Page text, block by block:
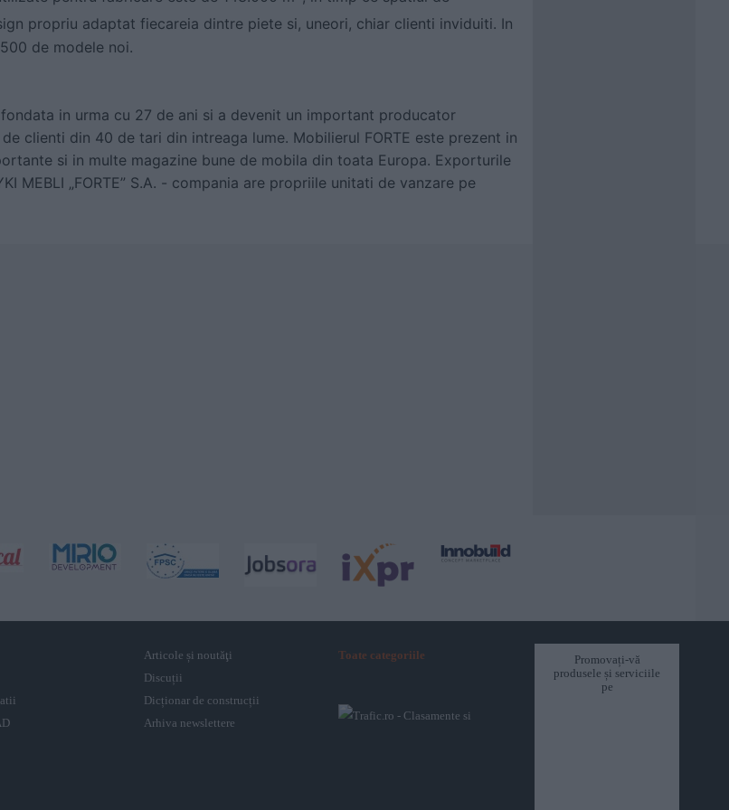
propriu adaptat fiecareia dintre piete si, uneori, chiar clienti inviduiti. In
de modele noi.
fondata in urma cu 27 de ani si a devenit un important producator
clienti din 40 de tari din intreaga lume. Mobilierul FORTE este prezent in
si in multe magazine bune de mobila din toata Europa. Exporturile
MEBLI „FORTE” S.A. - compania are propriile unitati de vanzare pe
Articole și noutăţi
Discuții
Dicționar de construcții
Arhiva newslettere
Toate categoriile
Promovați-vă
produsele și serviciile
pe